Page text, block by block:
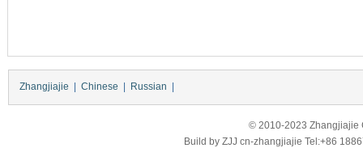
Zhangjiajie Chinese Russian
© 2010-2023 Zhangjiajie
Build by ZJJ cn-zhangjiajie Tel:+86